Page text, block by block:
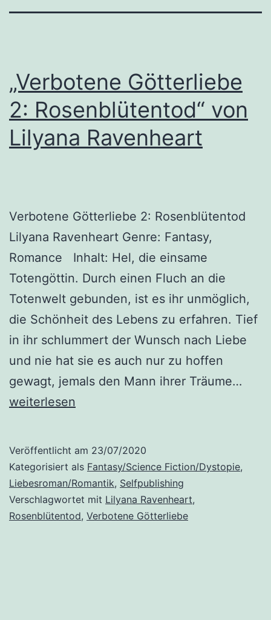
„Verbotene Götterliebe
2: Rosenblütentod“ von
Lilyana Ravenheart
Verbotene Götterliebe 2: Rosenblütentod
Lilyana Ravenheart Genre: Fantasy,
Romance Inhalt: Hel, die einsame
Totengöttin. Durch einen Fluch an die
Totenwelt gebunden, ist es ihr unmöglich,
die Schönheit des Lebens zu erfahren. Tief
in ihr schlummert der Wunsch nach Liebe
und nie hat sie es auch nur zu hoffen
gewagt, jemals den Mann ihrer Träume…
weiterlesen
Veröffentlicht am 23/07/2020
Kategorisiert als Fantasy/Science Fiction/Dystopie,
Liebesroman/Romantik, Selfpublishing
Verschlagwortet mit Lilyana Ravenheart,
Rosenblütentod, Verbotene Götterliebe